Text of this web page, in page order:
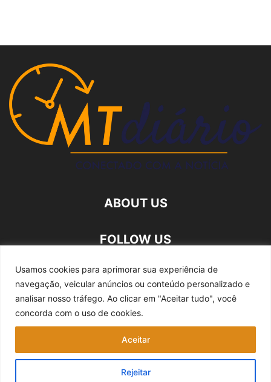
Usamos cookies para aprimorar sua experiência de
navegação, veicular anúncios ou conteúdo personalizado e
analisar nosso tráfego. Ao clicar em "Aceitar tudo", você
concorda com o uso de cookies.
Rejeitar
Aceitar
ABOUT US
FOLLOW US
Quem somos Expediente Fale Conosco
©